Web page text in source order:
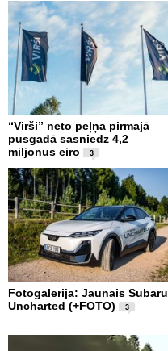
“Virši” neto peļņa pirmajā
pusgadā sasniedz 4,2
miljonus eiro
3
Fotogalerija: Jaunais Subaru
Uncharted (+FOTO)
3